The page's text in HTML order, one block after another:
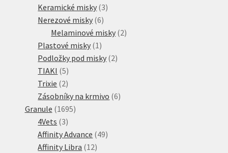
Keramické misky 33
Nerezové misky 66
produktů
Melaminové misky 22
Plastové misky 1 1
produkt
Podložky pod misky 22
TIAKI 55
produktů
Trixie 22
produkty
Zásobníky na krmivo 66
Granule 16951695
4Vets 33
produkty
Affinity Advance 4949
Affinity Libra 1212